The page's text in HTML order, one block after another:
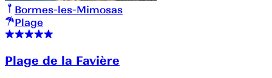
Bormes-les-Mimosas
Plage
Plage de la Favière